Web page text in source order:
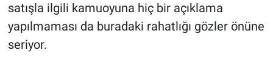
satışla ilgili kamuoyuna hiç bir açıklama
yapılmaması da buradaki rahatlığı gözler önüne
seriyor.